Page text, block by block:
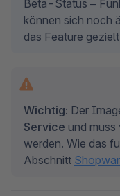
Beta-Status –
können sich noch
das Feature
Wichtig: Der
Service und
werden. Wie das
Abschnitt